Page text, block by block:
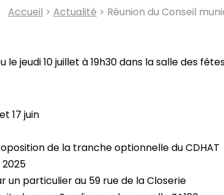
Accueil > Actualité > Réunion du Conseil
jeudi 10 juillet à 19h30 dans la salle des
17 juin
de la tranche optionnelle du CDHAT
un particulier au 59 rue de la Closerie